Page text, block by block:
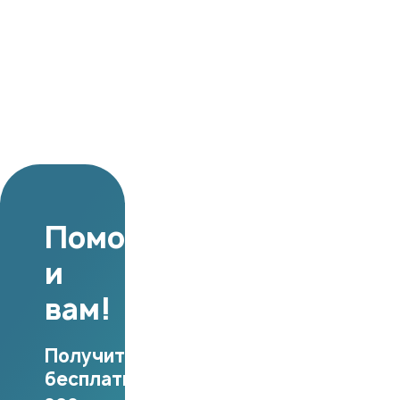
Поможем
и
вам!
Получите
бесплатный